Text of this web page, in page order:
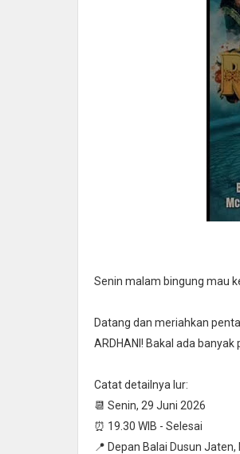
Senin malam bingung mau
Datang dan meriahkan
ARDHANI! Bakal ada
Catat detailnya lur:
📆 Senin, 29 Juni 2026
⏰ 19.30 WIB - Selesai
📍 Depan Balai Dusun